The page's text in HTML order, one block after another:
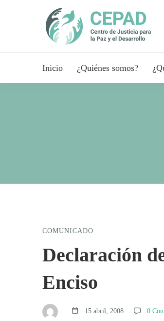
Inicio ¿Quiénes somos?
Declaración
de
la
COMUNICADO
Declaración
Enciso
15 abril, 2008 0